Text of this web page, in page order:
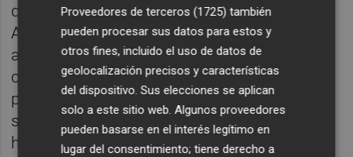
que sea necesario. "Eso permitirá al
Ayuntamiento una programación de
actividades con un margen temporal de
cinco años, que podrá prorrogarse por otro
periodo similar, o en ese momento venderlo
si las condiciones del mercado lo permiten",
ha explicado el director general del IVF.
Proveedores de terceros (1725) también
pueden procesar sus datos para estos y
otros fines, incluido el uso de datos de
geolocalización precisos y características
del dispositivo. Sus elecciones se aplican
solo a este sitio web. Algunos proveedores
pueden basarse en el interés legítimo en
lugar del consentimiento; tiene derecho a